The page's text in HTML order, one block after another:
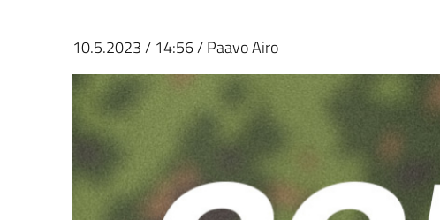
10.5.2023/ 14:56/Paavo Airo